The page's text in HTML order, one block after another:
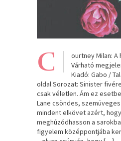
C
ourtney Milan:
Várható
Kiadó: Gabo /
oldal Sorozat: Sinister
csak véletlen. Ám ez
Lane csöndes,
mindent elkövet azért,
meghúzódhasson a
figyelem középpontjába